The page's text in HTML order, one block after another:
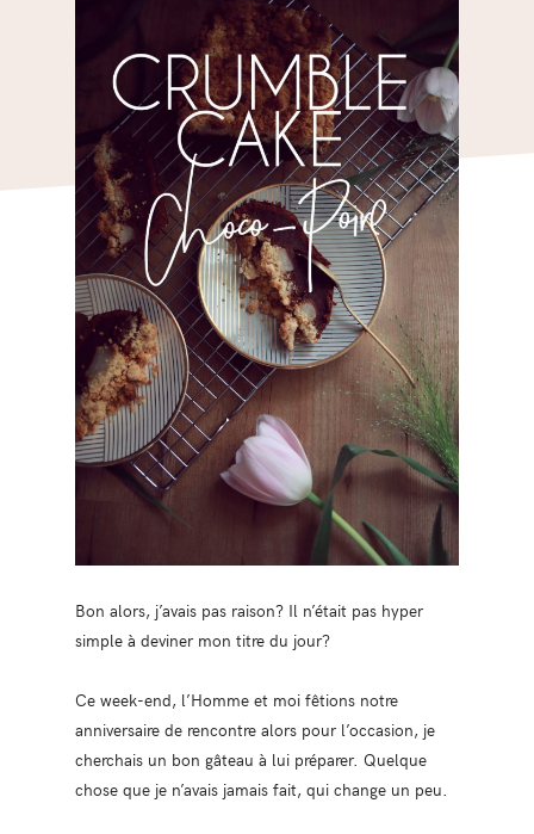
Bon alors, j’avais pas raison? Il n’était pas hyper
simple à deviner mon titre du jour?
Ce week-end, l’Homme et moi fêtions notre
anniversaire de rencontre alors pour l’occasion, je
cherchais un bon gâteau à lui préparer. Quelque
chose que je n’avais jamais fait, qui change un peu.